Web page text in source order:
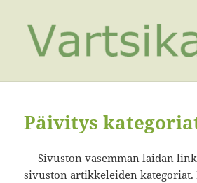
Päivitys
Sivuston vasemman laidan
sivuston artikkeleiden kategoriat.